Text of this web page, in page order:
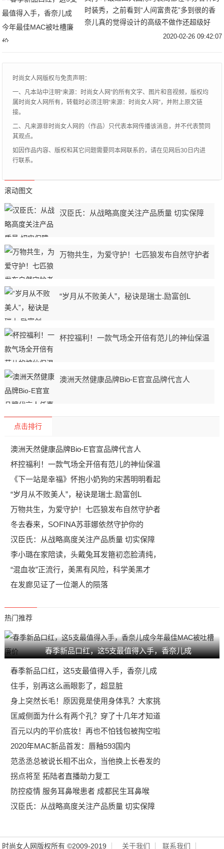
时装秀，之前看到“人间富贵花”多到很的香
奈儿真的觉得设计的高级不做作还超级好
看，香奈儿也算是高奢品牌之一了，无论是
2020-02-26 09:42:07
时尚女人网版权与免责声明：
一、凡本站中注明“来源：时尚女人网”的所有文字、图片和音视频，版权均
属时尚女人网所有，转载时必须注明“来源：时尚女人网”，并附上原文链
接。
二、凡来源非时尚女人网的（作品）只代表本网传播该消息，并不代表赞同
其观点。
如因作品内容、版权和其它问题需要同本网联系的，请在见网后30日内进
行联系。
滚动图文
汉臣氏：从战略高度关注产品质量 切实保障
万物共生，为爱守护！七匹狼发布自然守护者
“岁月从不败美人”，秘诀是瑞士.励富创L
杯控福利！一款气场全开倍有范儿的神仙保温
澳洲天然健康品牌Bio-E官宣品牌代言人
点击排行
澳洲天然健康品牌Bio-E官宣品牌代言人
杯控福利！一款气场全开倍有范儿的神仙保温
《下一站是幸福》怀抱小奶狗的宋茜明明看起
“岁月从不败美人”，秘诀是瑞士.励富创L
万物共生，为爱守护！七匹狼发布自然守护者
冬去春来，SOFINA苏菲娜依然守护你的
汉臣氏：从战略高度关注产品质量 切实保障
李小璐在家陪读，头戴兔耳发箍初恋脸清纯，
“混血妆”正流行，美黑有风险，科学美黑才
在发廊见证了一位潮人的陨落
热门推荐
春季新品口红，这5支最值得入手，香奈儿成
春季新品口红，这5支最值得入手，香奈儿成
住手，别再这么画眼影了，超显脏
身上突然长毛！原因竟是使用身体乳？大家挑
匡威侧面为什么有两个孔？穿了十几年才知道
百元以内的平价底妆！再也不怕钱包被掏空啦
2020年MAC新品首发：唇釉593国内
范丞丞总被说长相不出众，当他换上长卷发的
拐点将至 拓陆者直播助力复工
防控疫情 服务耳鼻喉患者 成都民生耳鼻喉
汉臣氏：从战略高度关注产品质量 切实保障
时尚女人网版权所有 ©2009-2019 关于我们 联系我们